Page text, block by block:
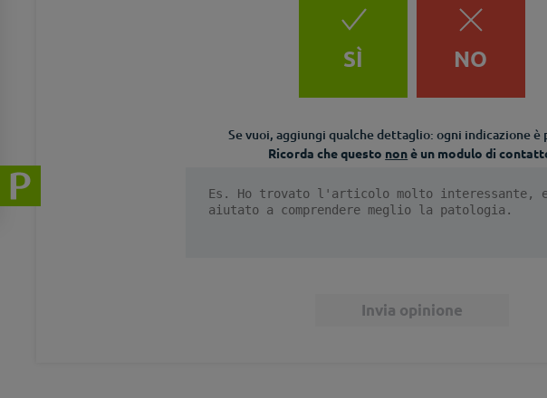
SÌ NO
Se vuoi, aggiungi qualche dettaglio: ogni indicazione è
Ricorda che questo nonè un modulo di